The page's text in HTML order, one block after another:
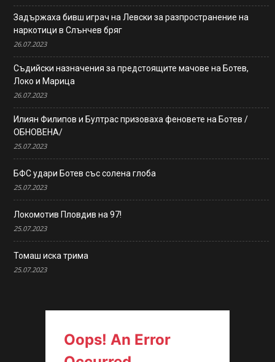
Задържаха бивш играч на Левски за разпространение на
наркотици в Слънчев бряг
26.07.2023
Съдийски назначения за предстоящите мачове на Ботев,
Локо и Марица
26.07.2023
Илиян Филипов и Бултрас призоваха феновете на Ботев /
ОБНОВЕНА/
25.07.2023
БФС удари Ботев със солена глоба
25.07.2023
Локомотив Пловдив на 97!
25.07.2023
Томаш иска трима
25.07.2023